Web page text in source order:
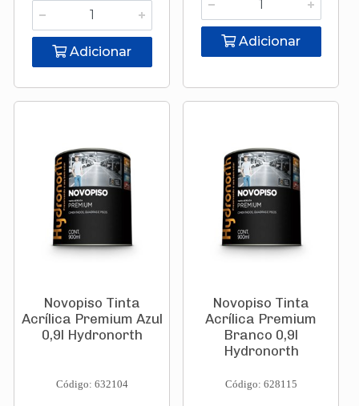
Adicionar
Adicionar
Novopiso Tinta
Acrílica Premium Azul
0,9l Hydronorth
Código: 632104
Novopiso Tinta
Acrílica Premium
Branco 0,9l
Hydronorth
Código: 628115